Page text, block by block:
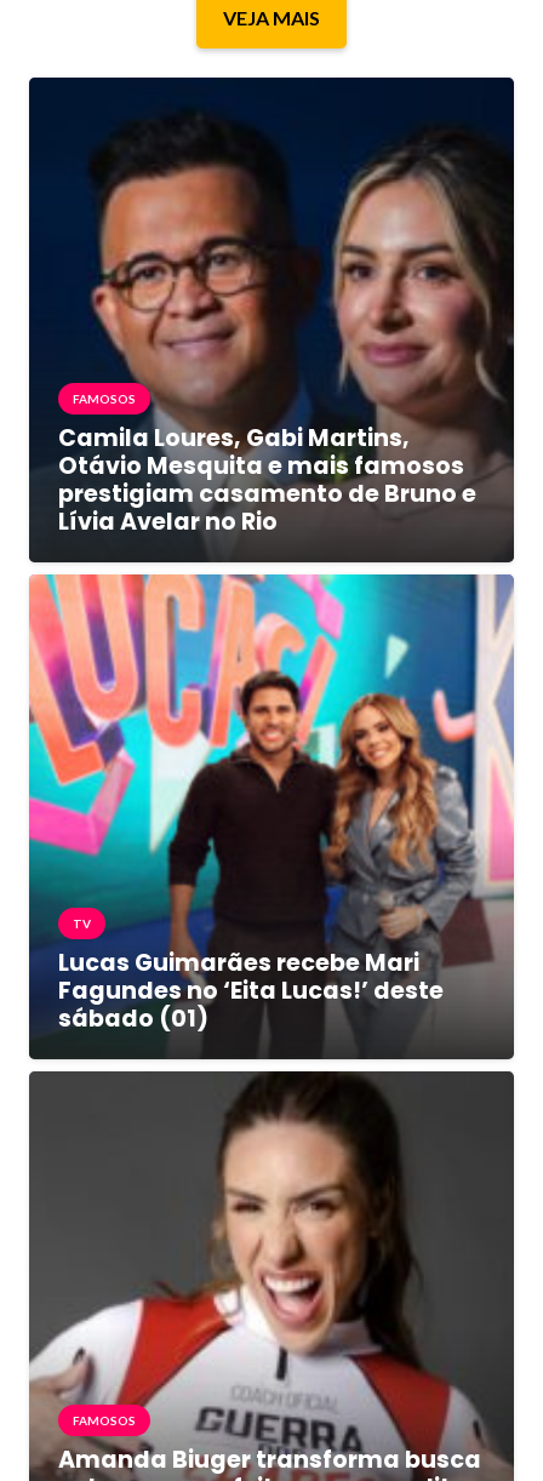
VEJA MAIS
FAMOSOS
Camila Loures, Gabi Martins,
Otávio Mesquita e mais famosos
prestigiam casamento de Bruno e
Lívia Avelar no Rio
TV
Lucas Guimarães recebe Mari
Fagundes no ‘Eita Lucas!’ deste
sábado (01)
FAMOSOS
Amanda Biuger transforma busca